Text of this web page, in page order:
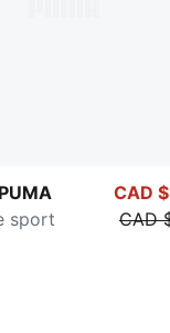
sport
CAD
CAD